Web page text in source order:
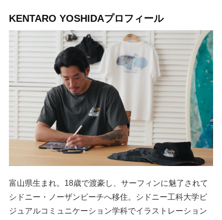
KENTARO YOSHIDAプロフィール
富山県生まれ。18歳で渡豪し、サーフィンに魅了されて
シドニー・ノーザンビーチへ移住。シドニー工科大学ビ
ジュアルコミュニケーション学科でイラストレーション